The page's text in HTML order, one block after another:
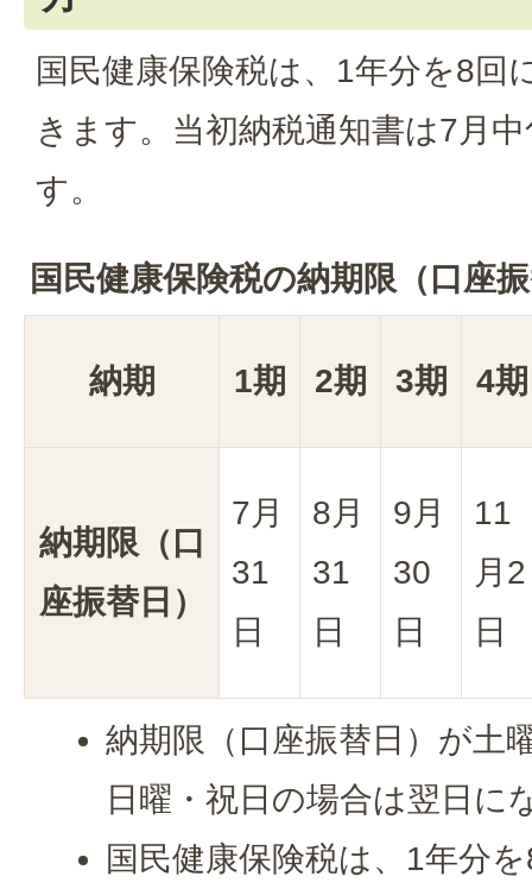
国民健康保険税は、1年分を8回
きます。当初納税通知書は7月
す。
国民健康保険税の納期限（口座
納期 1期 2期 3期 4期
納期限（口
座振替日）
7月
31
日
8月
31
日
9月
30
日
11
月2
日
納期限（口座振替日）が土
日曜・祝日の場合は翌日に
国民健康保険税は、1年分